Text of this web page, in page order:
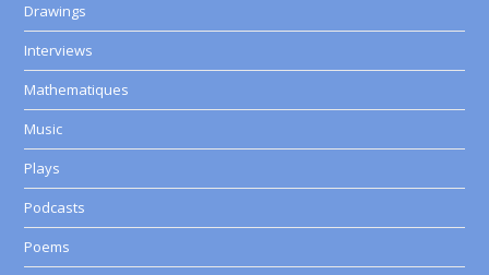
Drawings
Interviews
Mathematiques
Music
Plays
Podcasts
Poems